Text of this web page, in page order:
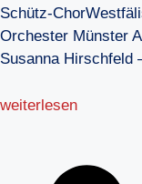
Schütz-
Orchester Münster
Susanna Hirschfeld
weiterlesen